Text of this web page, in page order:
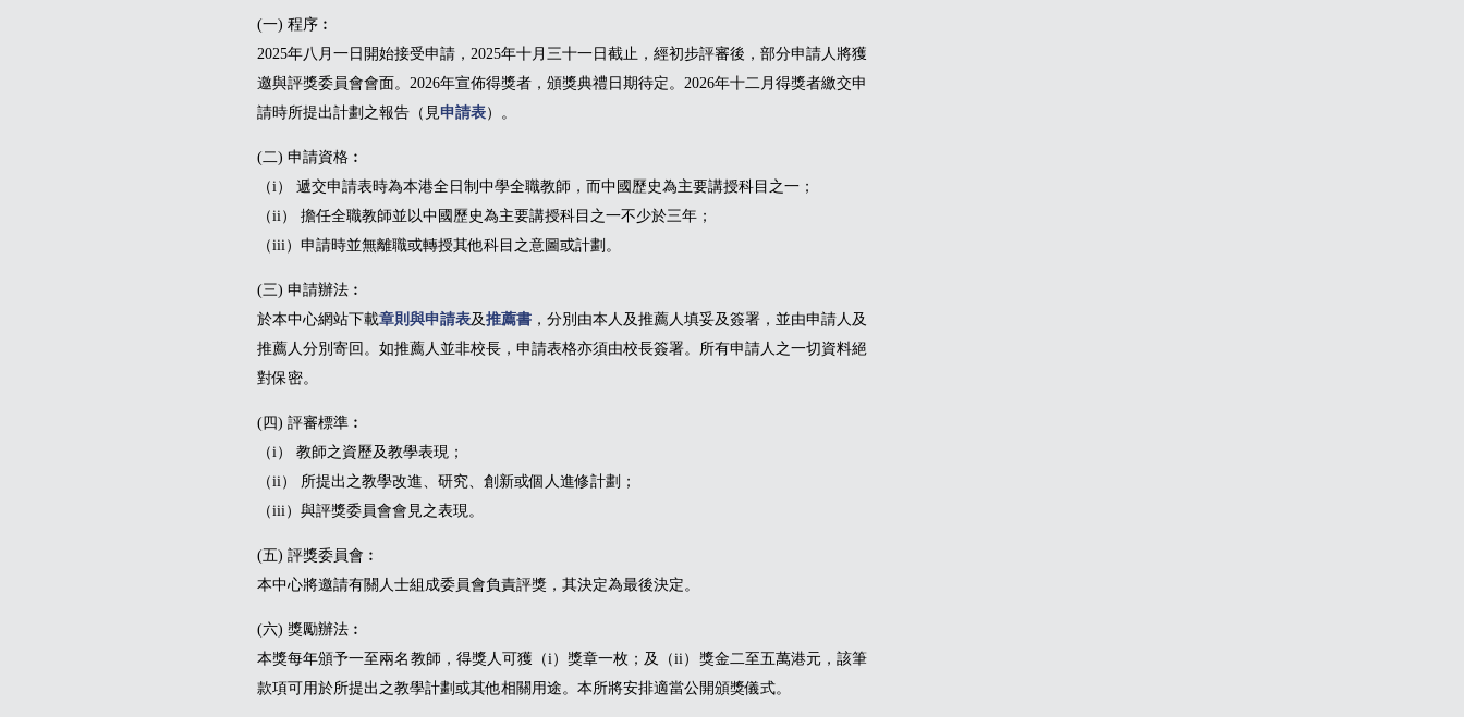
(一) 程序︰
2025年八月一日開始接受申請，2025年十月三十一日截止，經初步評審後，部分申請人將獲
邀與評獎委員會會面。2026年宣佈得獎者，頒獎典禮日期待定。2026年十二月得獎者繳交申
請時所提出計劃之報告（見申請表）。
(二) 申請資格︰
（i） 遞交申請表時為本港全日制中學全職教師，而中國歷史為主要講授科目之一；
（ii） 擔任全職教師並以中國歷史為主要講授科目之一不少於三年；
（iii）申請時並無離職或轉授其他科目之意圖或計劃。
(三) 申請辦法︰
於本中心網站下載章則與申請表及推薦書 ，分別由本人及推薦人填妥及簽署，並由申請人及
推薦人分別寄回。如推薦人並非校長，申請表格亦須由校長簽署。所有申請人之一切資料絕
對保密。
(四) 評審標準︰
（i） 教師之資歷及教學表現；
（ii） 所提出之教學改進、研究、創新或個人進修計劃；
（iii）與評獎委員會會見之表現。
(五) 評獎委員會︰
本中心將邀請有關人士組成委員會負責評獎，其決定為最後決定。
(六) 獎勵辦法︰
本獎每年頒予一至兩名教師，得獎人可獲（i）獎章一枚；及（ii）獎金二至五萬港元，該筆
款項可用於所提出之教學計劃或其他相關用途。本所將安排適當公開頒獎儀式。